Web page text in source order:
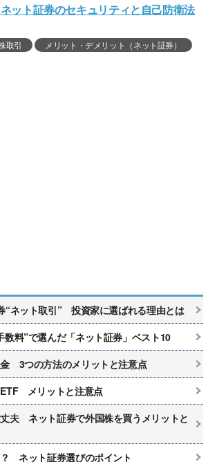
ット証券のセキュリティと自己防衛法
取引 メリット・デメリット（ネット証券）
“ネット取引” 投資家に選ばれる理由とは
数料”で選んだ「ネット証券」ベスト10
3つの方法のメリットと注意点
メリットと注意点
夫 ネット証券で外国株を買うメリットと
ネット証券選びのポイント